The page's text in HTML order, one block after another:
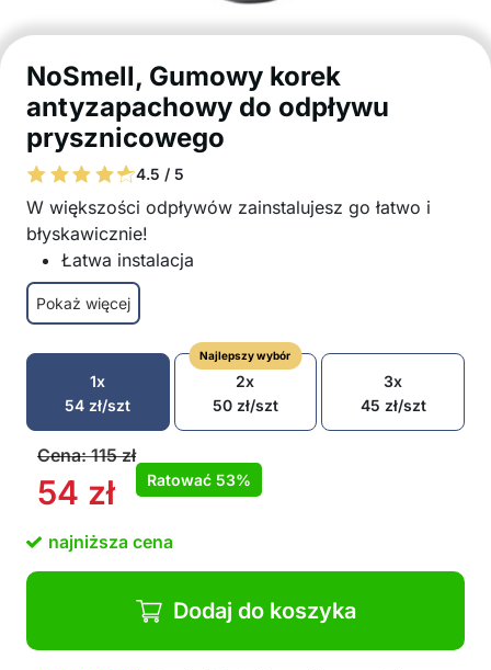
NoSmell, Gumowy korek
antyzapachowy do odpływu
prysznicowego
4.5 / 5
W większości odpływów zainstalujesz go łatwo i
błyskawicznie!
Łatwa instalacja
Ochrona przed zabrudzeniami
Zapobiega nieprzyjemnym zapachom
Łatwe usuwanie brudu
Długa żywotność
Opakowanie zawiera: 1x korek zabezpieczający
przed nieprzyjemnymi zapachami
Pokaż więcej
1x
54 zł/szt
Najlepszy wybór
2x
50 zł/szt
3x
45 zł/szt
Cena:115zł
54 zł Ratować 53%
najniższa cena
Dodaj do koszyka